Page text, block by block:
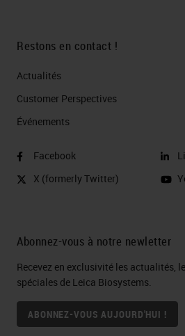
Restons en contact !
Actualités
Customer Perspectives​
Événements
Facebook
X (formerly Twitter)
Abonnez-vous à notre newletter
Recevez en exclusivité les actualités,
spéciales de Leica Biosystems.
ABONNEZ-VOUS AUJOURD'HUI !